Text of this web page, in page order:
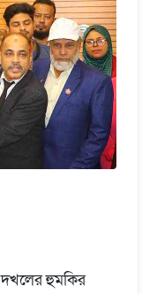
দখলের হুমকির